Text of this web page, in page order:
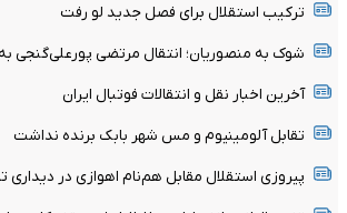
ترکیب استقلال برای فصل جدید لو رفت
شوک به منصوریان؛ انتقال مرتضی پورعلی‌گنجی
آخرین اخبار نقل و انتقالات فوتبال ایران
تقابل آلومینیوم و مس شهر بابک برنده نداشت
پیروزی استقلال مقابل هم‌نام اهوازی در دیداری